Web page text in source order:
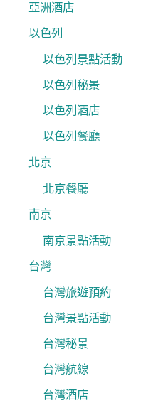
亞洲酒店
以色列
以色列景點活動
以色列秘景
以色列酒店
以色列餐廳
北京
北京餐廳
南京
南京景點活動
台灣
台灣旅遊預約
台灣景點活動
台灣秘景
台灣航線
台灣酒店